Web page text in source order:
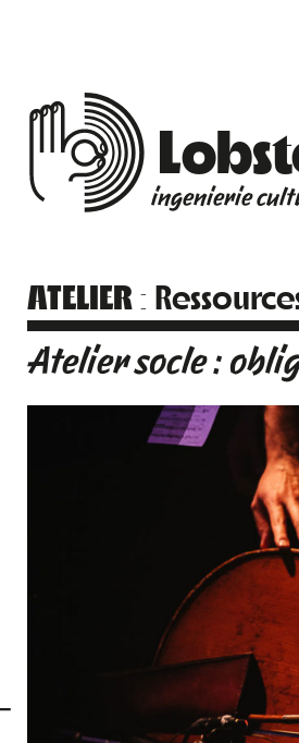
ingenierie
ATELIER :
Atelier socle :